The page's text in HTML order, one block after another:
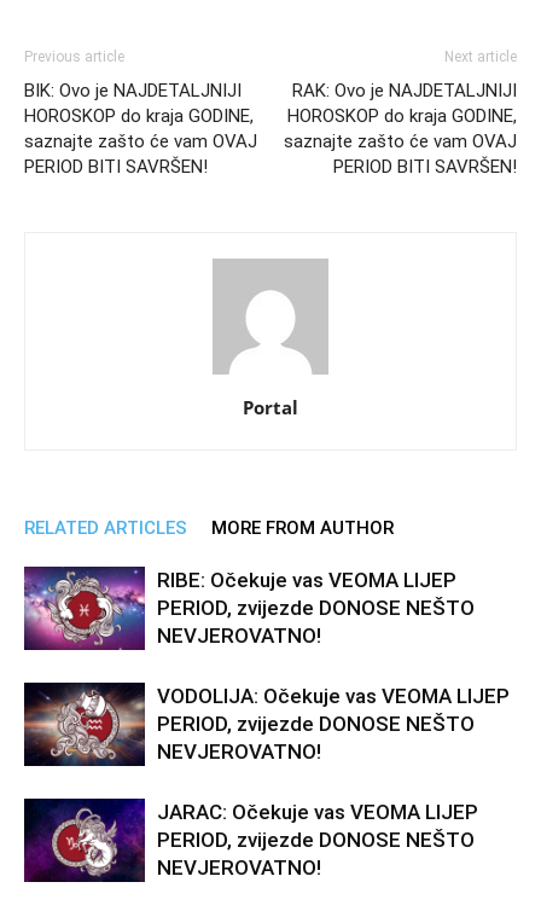
Previous article
BIK: Ovo je NAJDETALJNIJI
HOROSKOP do kraja GODINE,
saznajte zašto će vam OVAJ
PERIOD BITI SAVRŠEN!
Next article
RAK: Ovo je NAJDETALJNIJI
HOROSKOP do kraja GODINE,
saznajte zašto će vam OVAJ
PERIOD BITI SAVRŠEN!
Portal
RELATED ARTICLES MORE FROM AUTHOR
RIBE: Očekuje vas VEOMA LIJEP
PERIOD, zvijezde DONOSE NEŠTO
NEVJEROVATNO!
VODOLIJA: Očekuje vas VEOMA LIJEP
PERIOD, zvijezde DONOSE NEŠTO
NEVJEROVATNO!
JARAC: Očekuje vas VEOMA LIJEP
PERIOD, zvijezde DONOSE NEŠTO
NEVJEROVATNO!